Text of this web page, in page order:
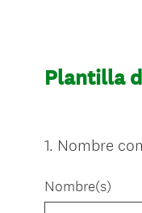
Plantilla
Question
1. Nombre
Nombre(s)